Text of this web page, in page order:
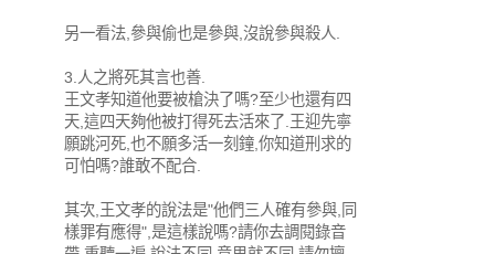
另一看法,參與偷也是參與,沒說參與殺人.
3.人之將死其言也善.
王文孝知道他要被槍決了嗎?至少也還有四
天,這四天夠他被打得死去活來了.王迎先寧
願跳河死,也不願多活一刻鐘,你知道刑求的
可怕嗎?誰敢不配合.
其次,王文孝的說法是"他們三人確有參與,同
樣罪有應得",是這樣說嗎?請你去調閱錄音